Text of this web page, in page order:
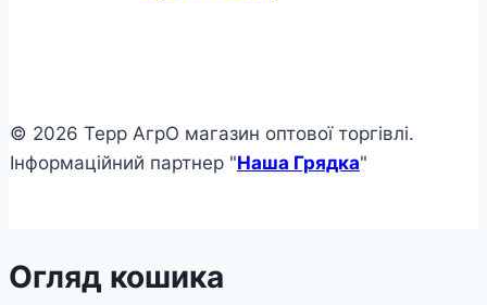
© 2026 Терр АгрО магазин оптової торгівлі.
Інформаційний партнер "Наша Грядка"
Огляд кошика